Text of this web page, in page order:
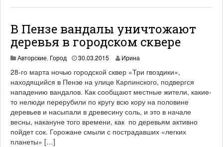
В Пензе вандалы уничтожают
деревья в городском сквере
Авторские, Город 30.03.2015 Ирина
28-го марта ночью городской сквер «Три гвоздики»,
находящийся в Пензе на улице Карпинского, подвергся
нападению вандалов. Как сообщают местные жители, какие-
то нелюди перерубили по кругу всю кору на половине
деревьев и насыпали в древесину соль, и это в начале
весны, накануне того времени, как по деревьям активно
пойдет сок. Горожане смыли с пострадавших «легких
планеты» […]